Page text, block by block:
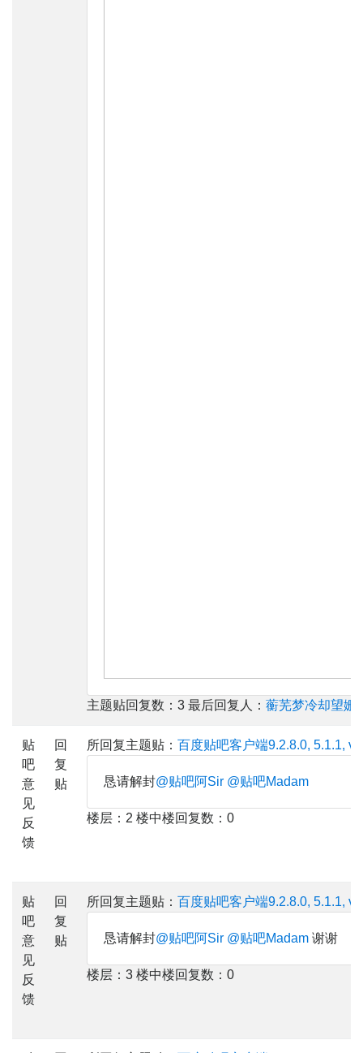
主题贴回复数：3 最后回复人： 蘅芜梦冷却望姗
贴
吧
意
见
反
馈
回
复
贴
所回复主题贴： 百度贴吧客户端9.2.8.0, 5.1.1,
恳请解封@贴吧阿Sir @贴吧Madam
楼层：2 楼中楼回复数：0
贴
吧
意
见
反
馈
回
复
贴
所回复主题贴： 百度贴吧客户端9.2.8.0, 5.1.1,
恳请解封@贴吧阿Sir @贴吧Madam 谢谢
楼层：3 楼中楼回复数：0